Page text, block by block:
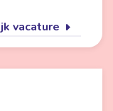
vacature